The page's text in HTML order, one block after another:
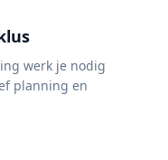
werk je nodig
planning en